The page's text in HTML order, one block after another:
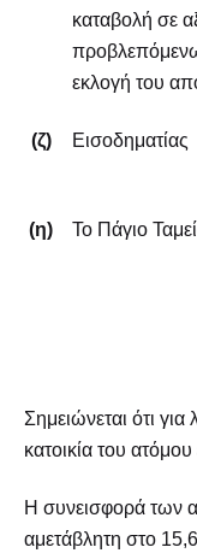
καταβολή σε
εκλογή του
(ζ) Εισοδηματίας
(η) Το Πάγιο
Σημειώνεται ότι
κατοικία του ατόμου
Η συνεισφορά των
αμετάβλητη στο